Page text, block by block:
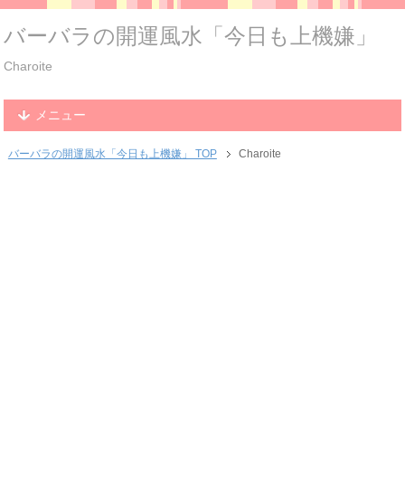
バーバラの開運風水「今日も上機嫌」
Charoite
メニュー
バーバラの開運風水「今日も上機嫌」 TOP Charoite